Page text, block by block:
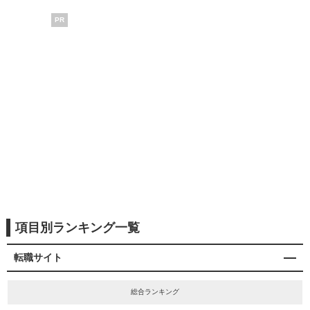
PR
項目別ランキング一覧
転職サイト
総合ランキング